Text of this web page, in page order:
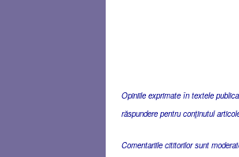
Opiniile exprimate în textele
răspundere pentru conţinutul
Comentariile cititorilor sunt